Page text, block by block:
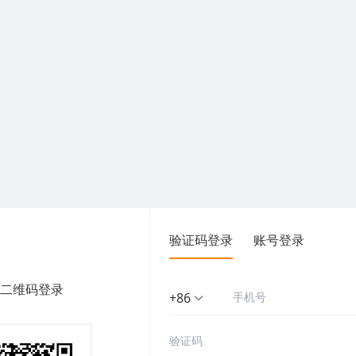
维码登录
验证码登录 账号登录
+86